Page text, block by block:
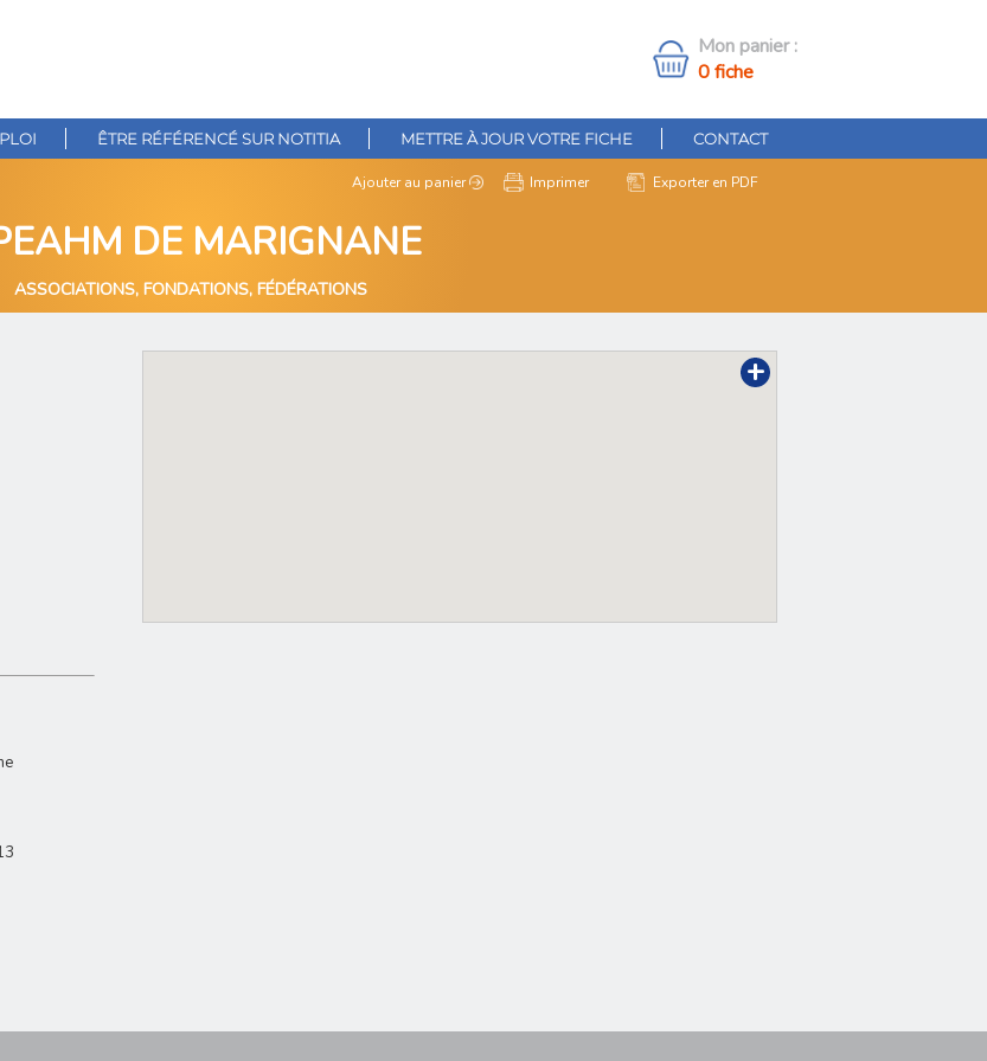
Mon panier :
0 fiche
ÊTRE RÉFÉRENCÉ SUR NOTITIA METTRE À JOUR VOTRE FICHE CONTACT
Ajouter au panier Imprimer Exporter en PDF
DE MARIGNANE
ASSOCIATIONS, FONDATIONS, FÉDÉRATIONS
+